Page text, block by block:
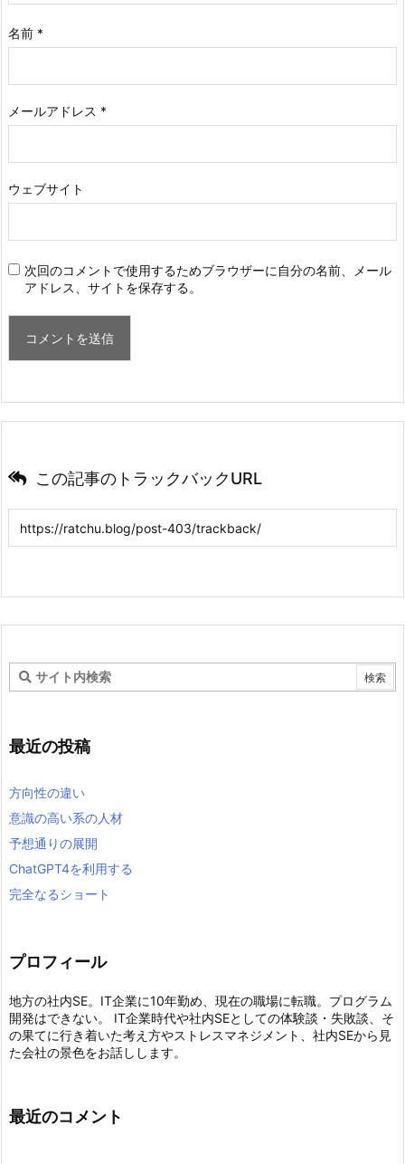
名前 *
メールアドレス *
ウェブサイト
次回のコメントで使用するためブラウザーに自分の名前、メール
アドレス、サイトを保存する。
この記事のトラックバックURL
最近の投稿
方向性の違い
意識の高い系の人材
予想通りの展開
ChatGPT4を利用する
完全なるショート
プロフィール
地方の社内SE。IT企業に10年勤め、現在の職場に転職。プログラム
開発はできない。 IT企業時代や社内SEとしての体験談・失敗談、そ
の果てに行き着いた考え方やストレスマネジメント、社内SEから見
た会社の景色をお話しします。
最近のコメント